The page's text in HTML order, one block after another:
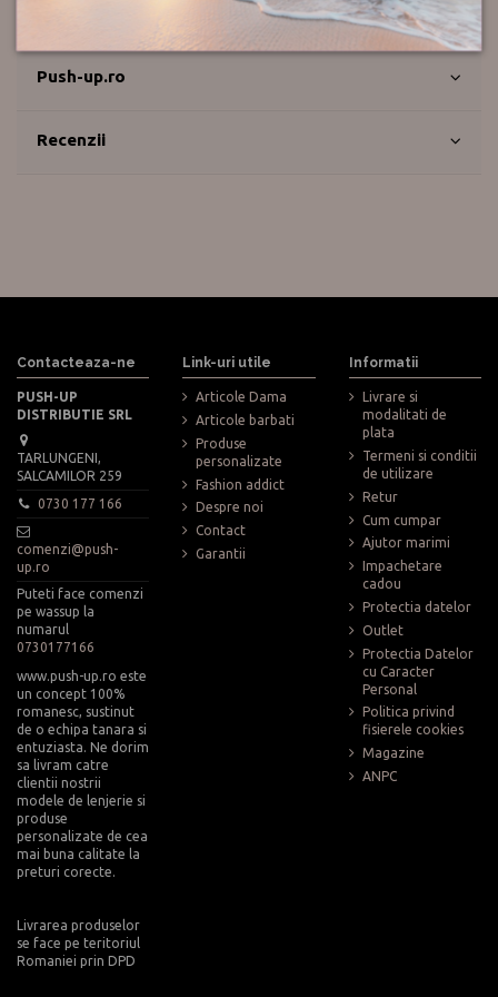
Push-up.ro
Recenzii
Contacteaza-ne
PUSH-UP
DISTRIBUTIE SRL
TARLUNGENI,
SALCAMILOR 259
0730 177 166
comenzi@push-
up.ro
Puteti face comenzi
pe wassup la
numarul
0730177166
www.push-up.ro este
un concept 100%
romanesc, sustinut
de o echipa tanara si
entuziasta. Ne dorim
sa livram catre
clientii nostrii
modele de lenjerie si
produse
personalizate de cea
mai buna calitate la
preturi corecte.
Livrarea produselor
se face pe teritoriul
Romaniei prin DPD
Link-uri utile
Articole Dama
Articole barbati
Produse
personalizate
Fashion addict
Despre noi
Contact
Garantii
Informatii
Livrare si
modalitati de
plata
Termeni si conditii
de utilizare
Retur
Cum cumpar
Ajutor marimi
Impachetare
cadou
Protectia datelor
Outlet
Protectia Datelor
cu Caracter
Personal
Politica privind
fisierele cookies
Magazine
ANPC